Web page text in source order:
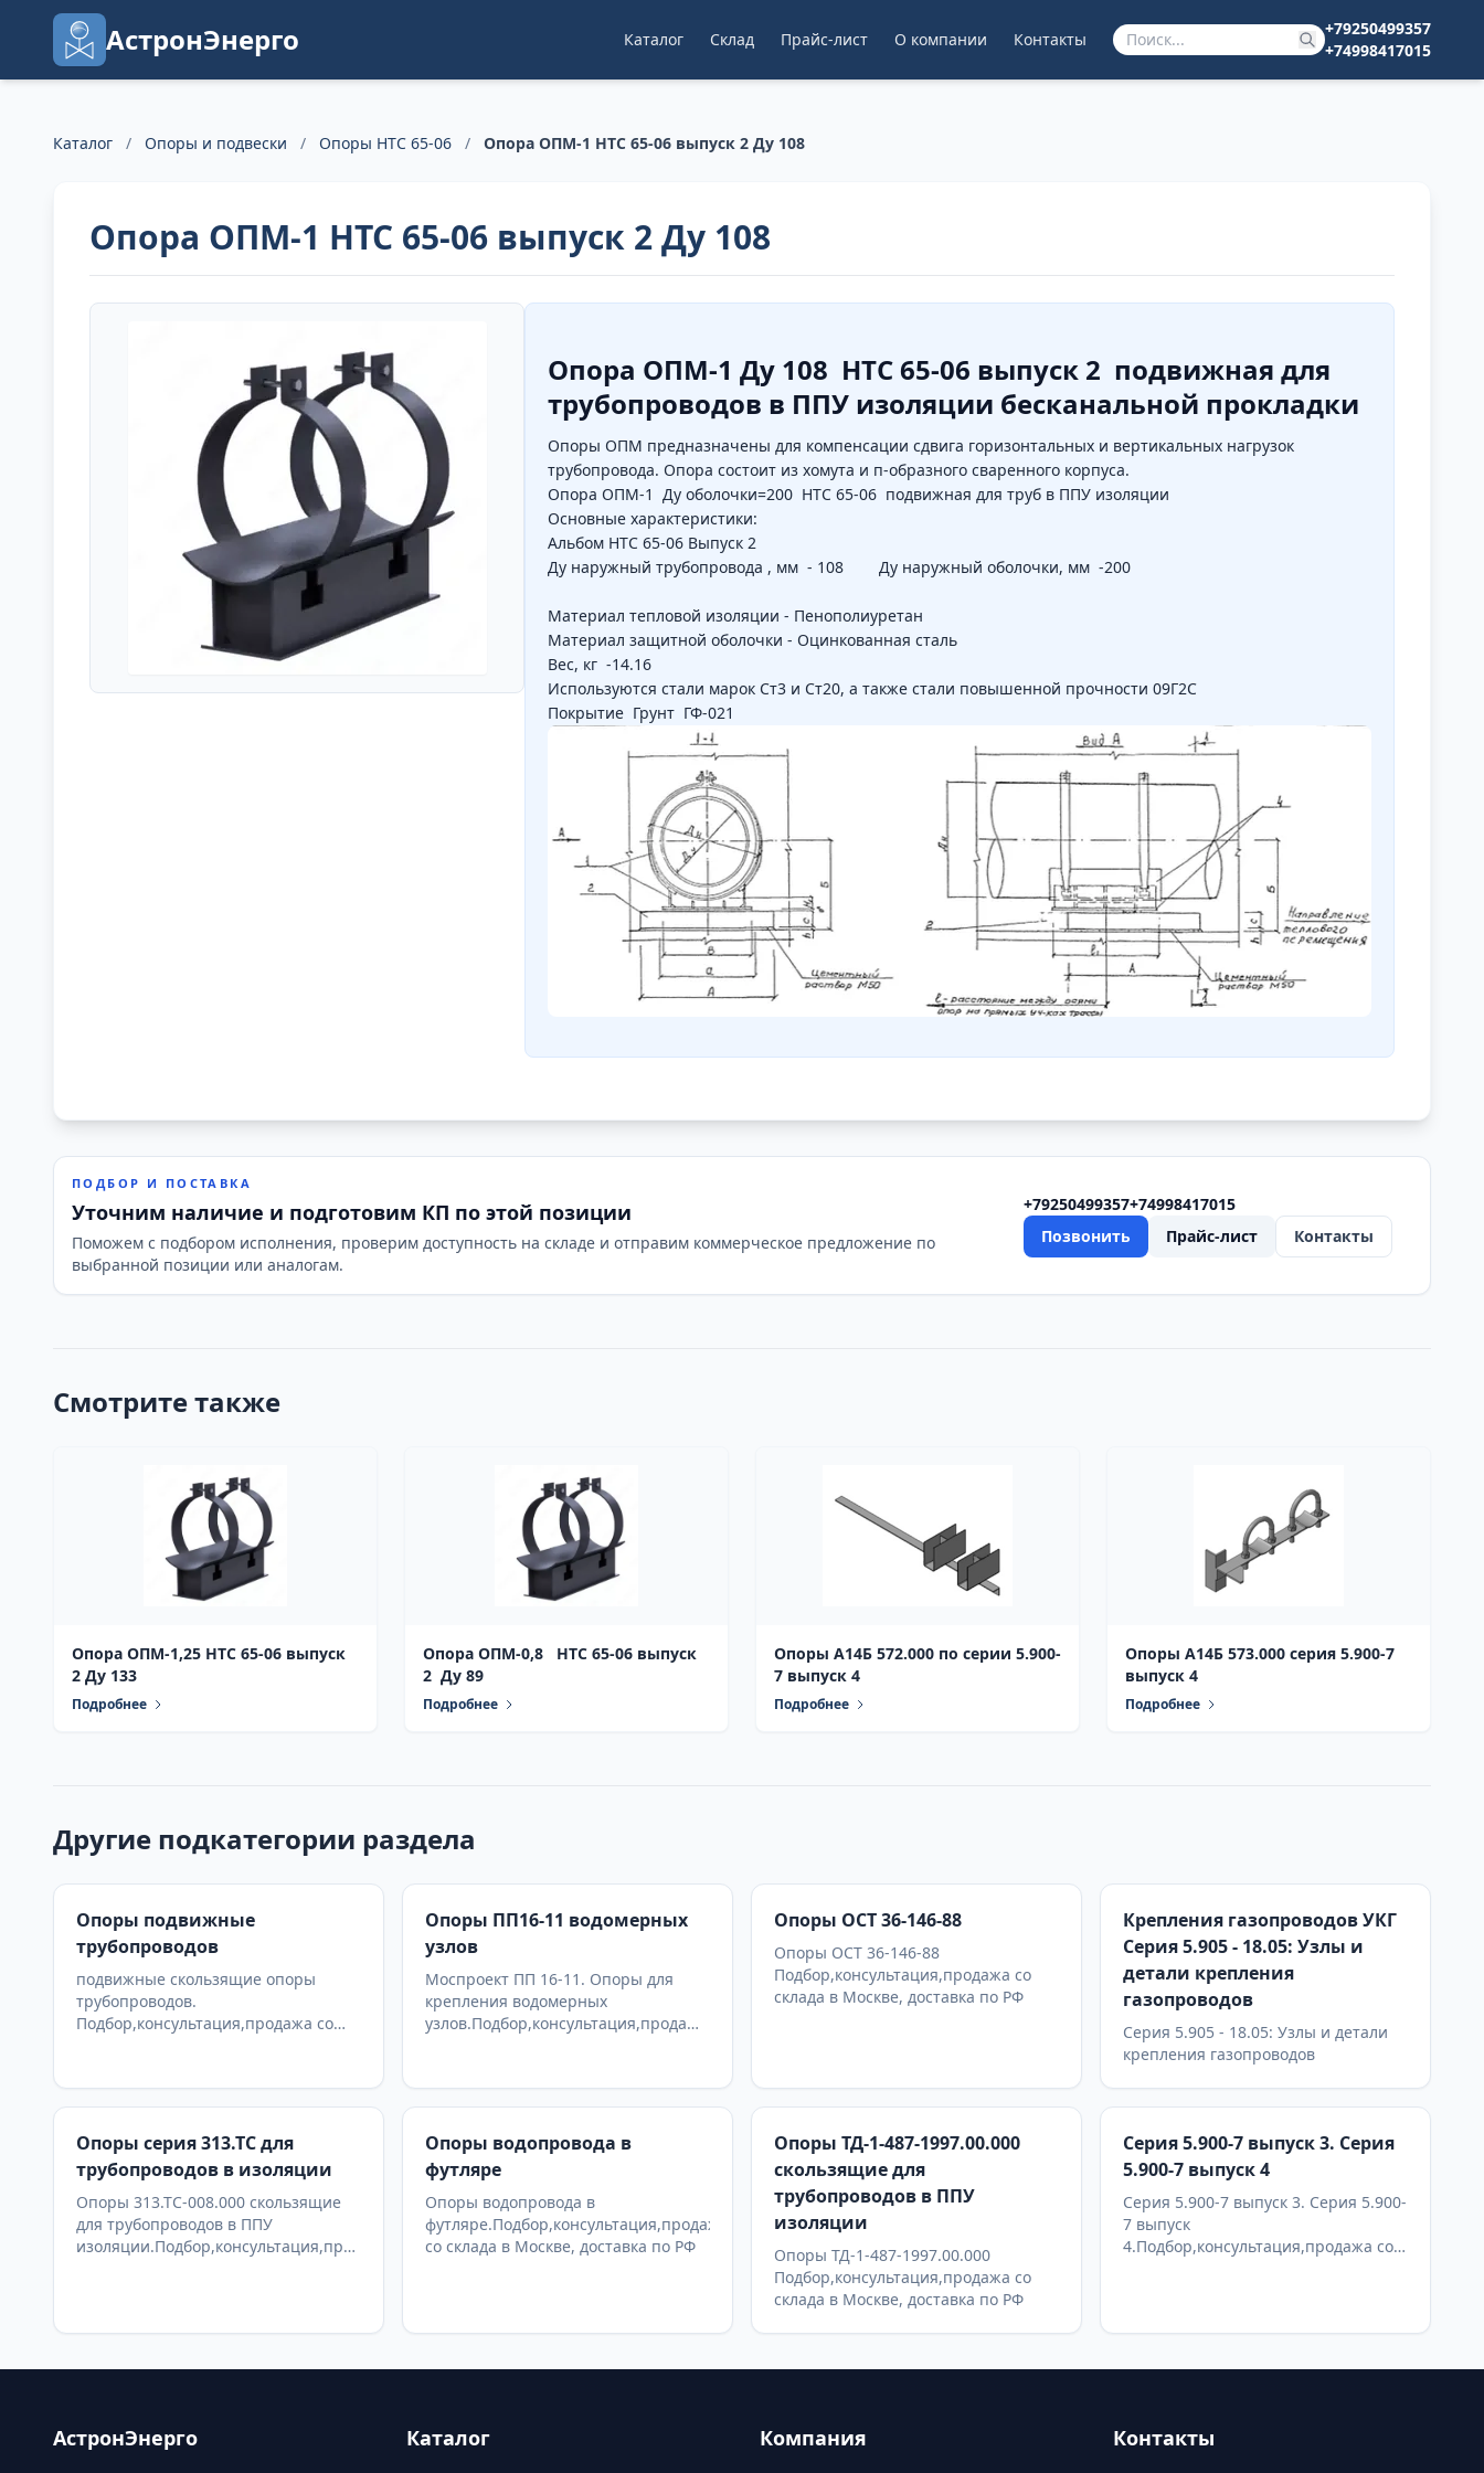
АстронЭнерго Каталог Склад Прайс-лист О компании Контакты
+79250499357
+74998417015
Каталог / Опоры и подвески / Опоры НТС 65-06 / Опора ОПМ-1 НТС 65-06 выпуск 2 Ду 108
Опора ОПМ-1 НТС 65-06 выпуск 2 Ду 108
Опора ОПМ-1 Ду 108 НТС 65-06 выпуск 2 подвижная для
трубопроводов в ППУ изоляции бесканальной прокладки
Опоры ОПМ предназначены для компенсации сдвига горизонтальных и вертикальных нагрузок
трубопровода. Опора состоит из хомута и п-образного сваренного корпуса.
Опора ОПМ-1 Ду оболочки=200 НТС 65-06 подвижная для труб в ППУ изоляции
Основные характеристики:
Альбом НТС 65-06 Выпуск 2
Ду наружный трубопровода , мм - 108 Ду наружный оболочки, мм -200
Материал тепловой изоляции - Пенополиуретан
Материал защитной оболочки - Оцинкованная сталь
Вес, кг -14.16
Используются стали марок Ст3 и Ст20, а также стали повышенной прочности 09Г2С
Покрытие Грунт ГФ-021
ПОДБОР И ПОСТАВКА
Уточним наличие и подготовим КП по этой позиции
Поможем с подбором исполнения, проверим доступность на складе и отправим коммерческое предложение по
выбранной позиции или аналогам.
+79250499357+74998417015
Позвонить
Прайс-лист Контакты
Смотрите также
Опора ОПМ-1,25 НТС 65-06 выпуск
2 Ду 133
Подробнее
Опора ОПМ-0,8 НТС 65-06 выпуск
2 Ду 89
Подробнее
Опоры А14Б 572.000 по серии 5.900-
7 выпуск 4
Подробнее
Опоры А14Б 573.000 серия 5.900-7
выпуск 4
Подробнее
Другие подкатегории раздела
Опоры подвижные
трубопроводов
подвижные скользящие опоры
трубопроводов.
Подбор,консультация,продажа со
Опоры ПП16-11 водомерных
узлов
Моспроект ПП 16-11. Опоры для
крепления водомерных
узлов.Подбор,консультация,продажа
Опоры ОСТ 36-146-88
Опоры ОСТ 36-146-88
Подбор,консультация,продажа со
склада в Москве, доставка по РФ
Крепления газопроводов УКГ
Серия 5.905 - 18.05: Узлы и
детали крепления
газопроводов
Серия 5.905 - 18.05: Узлы и детали
крепления газопроводов
Опоры серия 313.ТС для
трубопроводов в изоляции
Опоры 313.ТС-008.000 скользящие
для трубопроводов в ППУ
изоляции.Подбор,консультация,продажа
Опоры водопровода в
футляре
Опоры водопровода в
футляре.Подбор,консультация,продажа
со склада в Москве, доставка по РФ
Опоры ТД-1-487-1997.00.000
скользящие для
трубопроводов в ППУ
изоляции
Опоры ТД-1-487-1997.00.000
Подбор,консультация,продажа со
склада в Москве, доставка по РФ
Серия 5.900-7 выпуск 3. Серия
5.900-7 выпуск 4
Серия 5.900-7 выпуск 3. Серия 5.900-
7 выпуск
4.Подбор,консультация,продажа со
АстронЭнерго Каталог Компания Контакты